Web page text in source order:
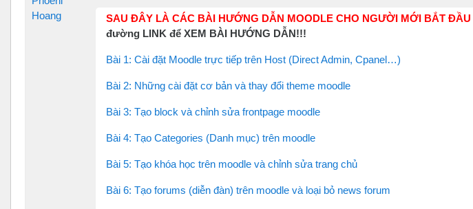
SAU ĐÂY LÀ CÁC BÀI HƯỚNG DẪN MOODLE CHO NGƯỜI MỚI BẮT ĐẦU
đường LINK để XEM BÀI HƯỚNG DẪN!!!
Bài 1: Cài đặt Moodle trực tiếp trên Host (Direct Admin, Cpanel…)
Bài 2: Những cài đặt cơ bản và thay đổi theme moodle
Bài 3: Tạo block và chỉnh sửa frontpage moodle
Bài 4: Tạo Categories (Danh mục) trên moodle
Bài 5: Tạo khóa học trên moodle và chỉnh sửa trang chủ
Bài 6: Tạo forums (diễn đàn) trên moodle và loại bỏ news forum